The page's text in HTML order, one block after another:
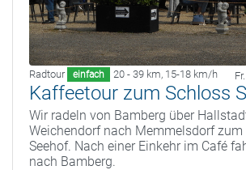
Radtour einfach 20 - 39 km, 15-18 km/h
Kaffeetour zum Schloss
Wir radeln von Bamberg über
Weichendorf nach Memmelsdorf zum
Seehof. Nach einer Einkehr im Café
nach Bamberg.